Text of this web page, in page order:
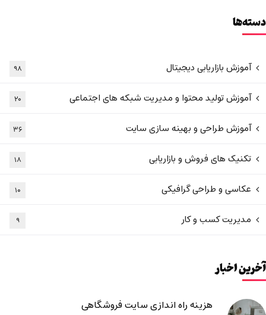
دسته‌ها
آموزش بازاریابی دیجیتال ۹۸
آموزش تولید محتوا و مدیریت شبکه های اجتماعی ۲۰
آموزش طراحی و بهینه سازی سایت ۳۶
تکنیک های فروش و بازاریابی ۱۸
عکاسی و طراحی گرافیکی ۱۰
مدیریت کسب و کار ۹
آخرین اخبار
هزینه راه اندازی سایت فروشگاهی